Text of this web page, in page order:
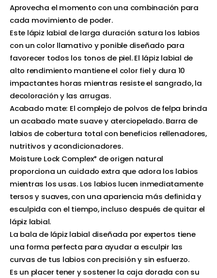
Aprovecha el momento con una combinación para
cada movimiento de poder.
Este lápiz labial de larga duración satura los labios
con un color llamativo y ponible diseñado para
favorecer todos los tonos de piel. El lápiz labial de
alto rendimiento mantiene el color fiel y dura 10
impactantes horas mientras resiste el sangrado, la
decoloración y las arrugas.
Acabado mate: El complejo de polvos de felpa brinda
un acabado mate suave y aterciopelado. Barra de
labios de cobertura total con beneficios rellenadores,
nutritivos y acondicionadores.
Moisture Lock Complex* de origen natural
proporciona un cuidado extra que adora los labios
mientras los usas. Los labios lucen inmediatamente
tersos y suaves, con una apariencia más definida y
esculpida con el tiempo, incluso después de quitar el
lápiz labial.
La bala de lápiz labial diseñada por expertos tiene
una forma perfecta para ayudar a esculpir las
curvas de tus labios con precisión y sin esfuerzo.
Es un placer tener y sostener la caja dorada con su